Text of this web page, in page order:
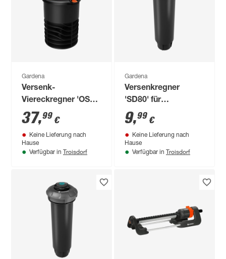
Gardena
Versenk-
Viereckregner 'OS
140' schwarz 2-140
m²
37,99 €
Keine Lieferung nach
Hause
Verfügbar in Troisdorf
Gardena
Versenkregner
'SD80' für
Sprinklersystem
9,99 €
Keine Lieferung nach
Hause
Verfügbar in Troisdorf